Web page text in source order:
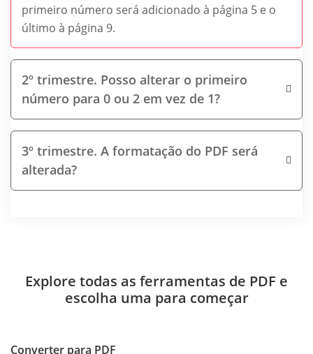
primeiro número será adicionado à página 5 e o
último à página 9.
2º trimestre. Posso alterar o primeiro
número para 0 ou 2 em vez de 1?
3º trimestre. A formatação do PDF será
alterada?
Explore todas as ferramentas de PDF e
escolha uma para começar
Converter para PDF